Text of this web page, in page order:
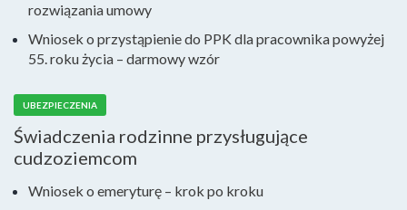
rozwiązania umowy
Wniosek o przystąpienie do PPK dla pracownika powyżej
55. roku życia – darmowy wzór
UBEZPIECZENIA
Świadczenia rodzinne przysługujące
cudzoziemcom
Wniosek o emeryturę – krok po kroku